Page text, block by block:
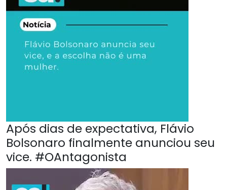
Após dias de expectativa, Flávio
Bolsonaro finalmente anunciou seu
vice. #OAntagonista